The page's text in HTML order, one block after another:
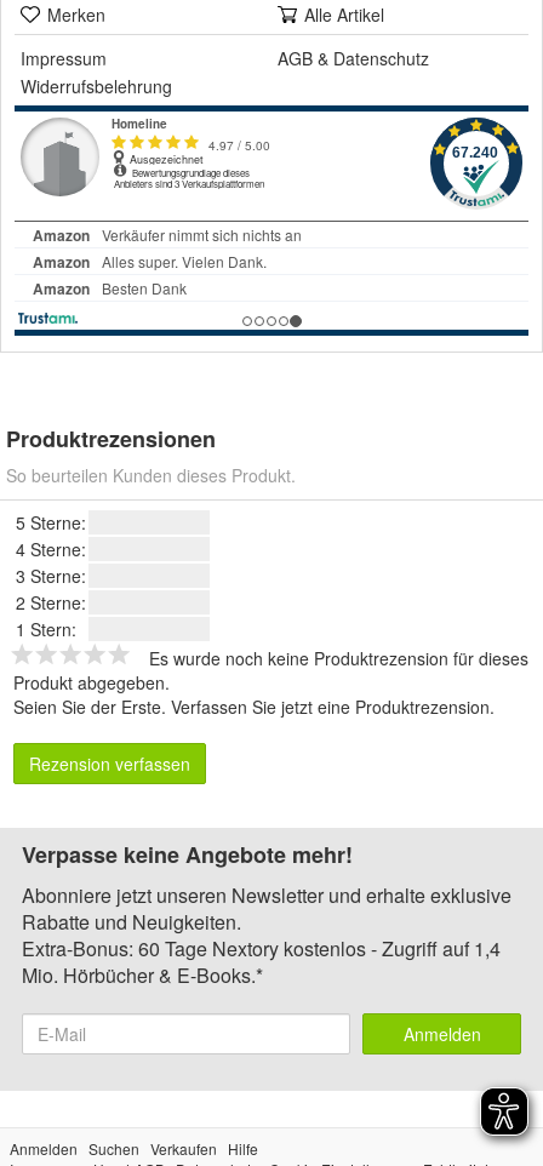
Merken
Alle Artikel
Impressum
AGB & Datenschutz
Widerrufsbelehrung
Produktrezensionen
So beurteilen Kunden dieses Produkt.
5 Sterne:
4 Sterne:
3 Sterne:
2 Sterne:
1 Stern:
Es wurde noch keine Produktrezension für dieses
Produkt abgegeben.
Seien Sie der Erste. Verfassen Sie jetzt eine Produktrezension.
Rezension verfassen
Verpasse keine Angebote mehr!
Abonniere jetzt unseren Newsletter und erhalte exklusive
Rabatte und Neuigkeiten.
Extra-Bonus: 60 Tage Nextory kostenlos - Zugriff auf 1,4
Mio. Hörbücher & E-Books.*
Anmelden
Anmelden Suchen Verkaufen
Hilfe